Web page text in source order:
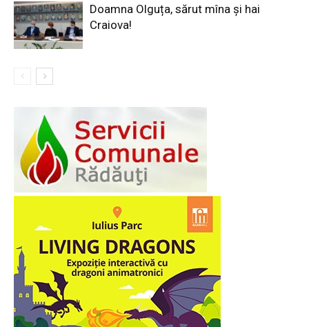
Doamna Olguța, sărut mîna și hai
Craiova!